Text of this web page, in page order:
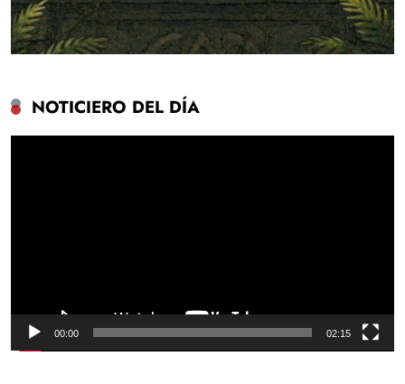
NOTICIERO DEL DÍA
00:00 02:15